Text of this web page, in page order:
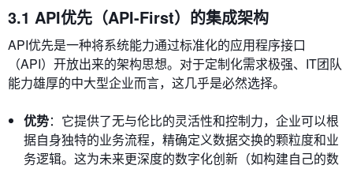
3.1 API优先（API-First）的集成架构
API优先是一种将系统能力通过标准化的应用程序接口
（API）开放出来的架构思想。对于定制化需求极强、IT团队
能力雄厚的中大型企业而言，这几乎是必然选择。
优势：它提供了无与伦比的灵活性和控制力，企业可以根
据自身独特的业务流程，精确定义数据交换的颗粒度和业
务逻辑。这为未来更深度的数字化创新（如构建自己的数